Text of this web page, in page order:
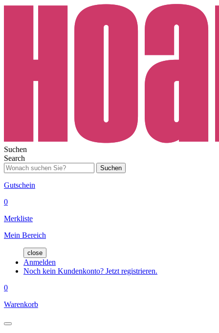
Suchen
Search
Suchen
Gutschein
0
Merkliste
Mein Bereich
close
Anmelden
Noch kein Kundenkonto? Jetzt registrieren.
0
Warenkorb